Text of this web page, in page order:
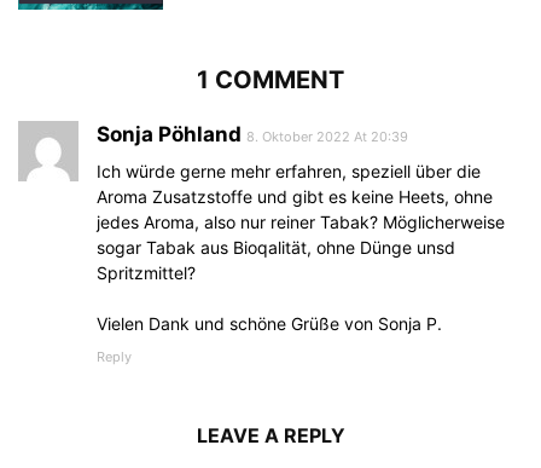
1 COMMENT
Sonja Pöhland 8. Oktober 2022 At 20:39
Ich würde gerne mehr erfahren, speziell über die
Aroma Zusatzstoffe und gibt es keine Heets, ohne
jedes Aroma, also nur reiner Tabak? Möglicherweise
sogar Tabak aus Bioqalität, ohne Dünge unsd
Spritzmittel?
Vielen Dank und schöne Grüße von Sonja P.
Reply
LEAVE A REPLY